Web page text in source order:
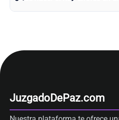
JuzgadoDePaz.com